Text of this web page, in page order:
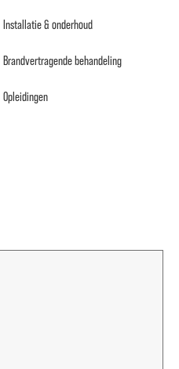
Installatie & onderhoud
Brandvertragende behandeling
Opleidingen